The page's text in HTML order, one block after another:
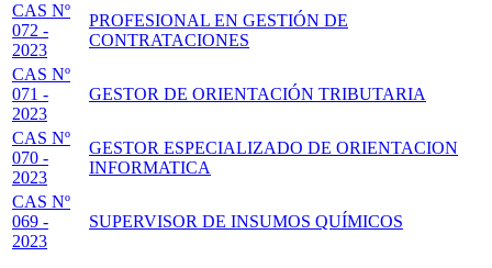
CAS Nº
072 -
2023
PROFESIONAL EN GESTIÓN DE
CONTRATACIONES
CAS Nº
071 -
2023
GESTOR DE ORIENTACIÓN TRIBUTARIA
CAS Nº
070 -
2023
GESTOR ESPECIALIZADO DE ORIENTACION
INFORMATICA
CAS Nº
069 -
2023
SUPERVISOR DE INSUMOS QUÍMICOS